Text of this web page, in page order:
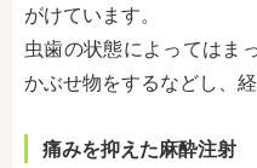
がけています。
虫歯の状態によってはま
かぶせ物をするなどし、
痛みを抑えた麻酔注射